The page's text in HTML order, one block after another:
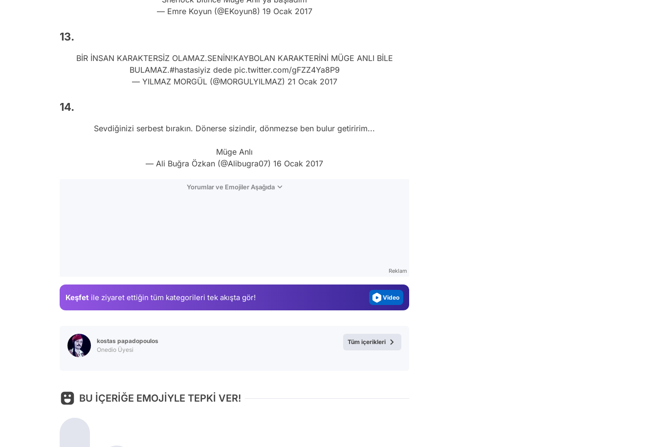
— Emre Koyun (@EKoyun8) 19 Ocak 2017
13.
BİR İNSAN KARAKTERSİZ OLAMAZ.SENİN!KAYBOLAN KARAKTERİNİ MÜGE ANLI BİLE
BULAMAZ.#hastasiyiz dede pic.twitter.com/gFZZ4Ya8P9
— YILMAZ MORGÜL (@MORGULYILMAZ) 21 Ocak 2017
14.
Sevdiğinizi serbest bırakın. Dönerse sizindir, dönmezse ben bulur getiririm...
Müge Anlı
— Ali Buğra Özkan (@Alibugra07) 16 Ocak 2017
Yorumlar ve Emojiler Aşağıda
Reklam
Keşfet ile ziyaret ettiğin tüm kategorileri tek akışta gör! Video
kostas papadopoulos
Onedio Üyesi
Tüm içerikleri
BU İÇERİĞE EMOJİYLE TEPKİ VER!